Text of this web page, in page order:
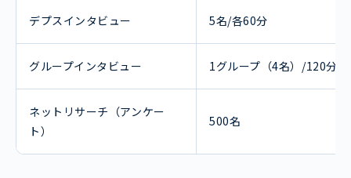
デプスインタビュー 5名/各60分
グループインタビュー 1グループ（4名）/120分
ネットリサーチ（アンケー
ト）
500名